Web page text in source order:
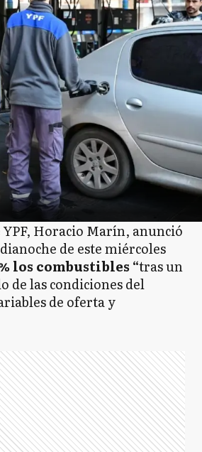
YPF, Horacio Marín, anunció
de este miércoles
los combustibles “tras un
de las condiciones del
de oferta y